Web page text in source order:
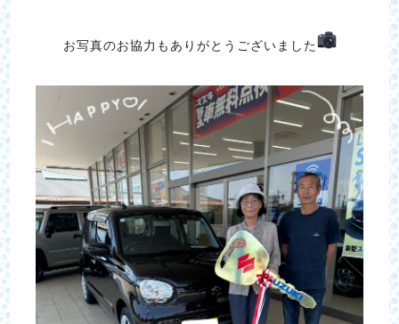
お写真のお協力もありがとうございました